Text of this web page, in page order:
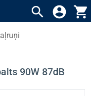
search account_circle shopping_cart
90W 87dB